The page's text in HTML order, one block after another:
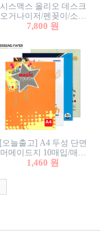
시스맥스 올리오 데스크
오거나이저/펜꽂이/소품
꽂이/소품함/정리함/수납
7,800 원
[오늘출고] A4 두성 단면
머메이드지 10매입/매직
터치/색지/색상지/색복사
칼라색지/고급복사지
1,460 원